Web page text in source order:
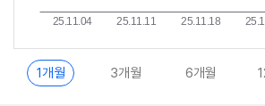
1개월 3개월 6개월